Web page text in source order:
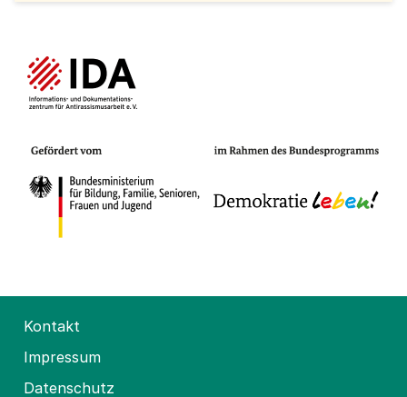
Kontakt
Impressum
Datenschutz